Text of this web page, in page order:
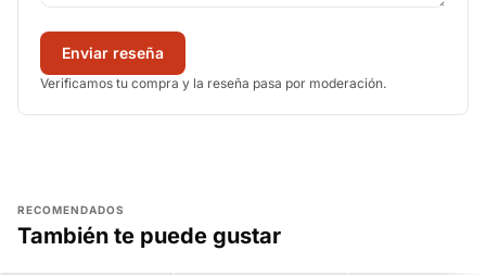
Enviar reseña
Verificamos tu compra y la reseña pasa por moderación.
RECOMENDADOS
También te puede gustar
AGREGAR AGREGAR